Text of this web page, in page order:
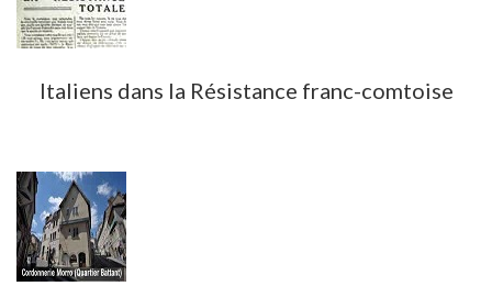
Italiens dans la Résistance franc-comtoise